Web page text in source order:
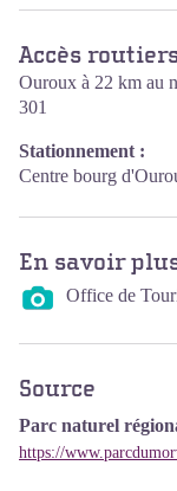
Accès
Ouroux à 22 km au
301
Stationnement :
Centre bourg
En savoir
Office de
Source
Parc naturel
https://